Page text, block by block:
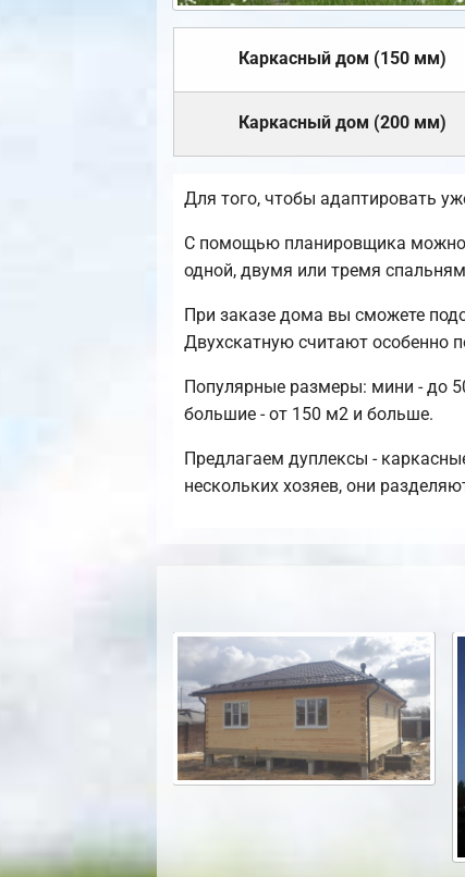
Каркасный дом (150 мм)
Каркасный дом (200 мм)
Для того, чтобы адаптировать
С помощью планировщика можно
одной, двумя или тремя
При заказе дома вы сможете
Двухскатную считают особенно
Популярные размеры: мини - до
большие - от 150 м2 и больше.
Предлагаем дуплексы -
нескольких хозяев, они